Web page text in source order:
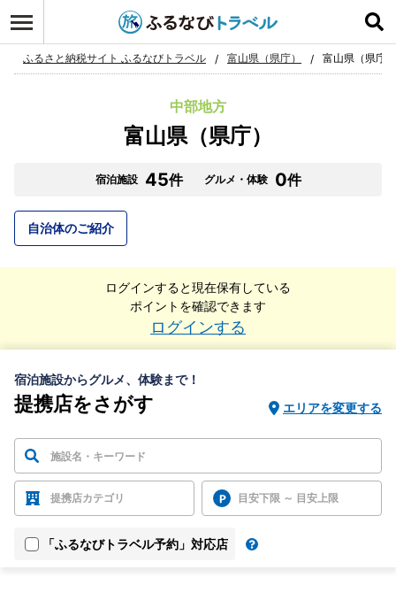
ふるさと納税サイト ふるなびトラベル 富山県（県庁） 富山県（県庁
中部地方
富山県（県庁）
宿泊施設 45件 グルメ・体験 0件
自治体のご紹介
ログインすると現在保有している
ポイントを確認できます
ログインする
宿泊施設からグルメ、体験まで！
提携店をさがす エリアを変更する
提携店カテゴリ 目安下限 ～ 目安上限
「ふるなびトラベル予約」対応店